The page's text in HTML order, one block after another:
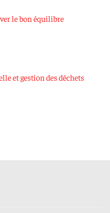
le bon équilibre
et gestion des déchets